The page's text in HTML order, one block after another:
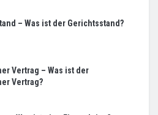
– Was ist der Gerichtsstand?
Vertrag – Was ist der
Vertrag?